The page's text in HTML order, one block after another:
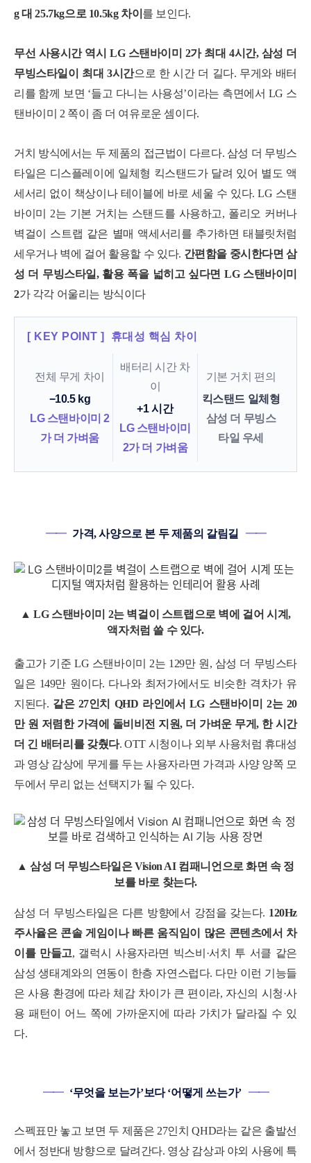
g 대 25.7kg으로 10.5kg 차이 를 보인다.
무선 사용시간 역시 LG 스탠바이미 2가 최대 4시간, 삼성 더
무빙스타일이 최대 3시간으로 한 시간 더 길다. 무게와 배터
리를 함께 보면 ‘들고 다니는 사용성’이라는 측면에서 LG 스
탠바이미 2 쪽이 좀 더 여유로운 셈이다.
거치 방식에서는 두 제품의 접근법이 다르다. 삼성 더 무빙스
타일은 디스플레이에 일체형 킥스탠드가 달려 있어 별도 액
세서리 없이 책상이나 테이블에 바로 세울 수 있다. LG 스탠
바이미 2는 기본 거치는 스탠드를 사용하고, 폴리오 커버나
벽걸이 스트랩 같은 별매 액세서리를 추가하면 태블릿처럼
세우거나 벽에 걸어 활용할 수 있다. 간편함을 중시한다면 삼
성 더 무빙스타일, 활용 폭을 넓히고 싶다면 LG 스탠바이미
2가 각각 어울리는 방식이다
[ KEY POINT ] 휴대성 핵심 차이
전체 무게 차이
−10.5 kg
LG 스탠바이미 2
가 더 가벼움
배터리 시간 차
이
+1시간
LG 스탠바이미
2가 더 가벼움
기본 거치 편의
킥스탠드 일체형
삼성 더 무빙스
타일 우세
━━ 가격, 사양으로 본 두 제품의 갈림길 ━━
▲ LG 스탠바이미 2는 벽걸이 스트랩으로 벽에 걸어 시계,
액자처럼 쓸 수 있다.
출고가 기준 LG 스탠바이미 2는 129만 원, 삼성 더 무빙스타
일은 149만 원이다. 다나와 최저가에서도 비슷한 격차가 유
지된다. 같은 27인치 QHD 라인에서 LG 스탠바이미 2는 20
만 원 저렴한 가격에 돌비비전 지원, 더 가벼운 무게, 한 시간
더 긴 배터리를 갖췄다. OTT 시청이나 외부 사용처럼 휴대성
과 영상 감상에 무게를 두는 사용자라면 가격과 사양 양쪽 모
두에서 무리 없는 선택지가 될 수 있다.
▲ 삼성 더 무빙스타일은 Vision AI 컴패니언으로 화면 속 정
보를 바로 찾는다.
삼성 더 무빙스타일은 다른 방향에서 강점을 갖는다. 120Hz
주사율은 콘솔 게임이나 빠른 움직임이 많은 콘텐츠에서 차
이를 만들고, 갤럭시 사용자라면 빅스비·서치 투 서클 같은
삼성 생태계와의 연동이 한층 자연스럽다. 다만 이런 기능들
은 사용 환경에 따라 체감 차이가 큰 편이라, 자신의 시청·사
용 패턴이 어느 쪽에 가까운지에 따라 가치가 달라질 수 있
다.
━━ ‘무엇을 보는가’보다 ‘어떻게 쓰는가’ ━━
스펙표만 놓고 보면 두 제품은 27인치 QHD라는 같은 출발선
에서 정반대 방향으로 달려간다. 영상 감상과 야외 사용에 특